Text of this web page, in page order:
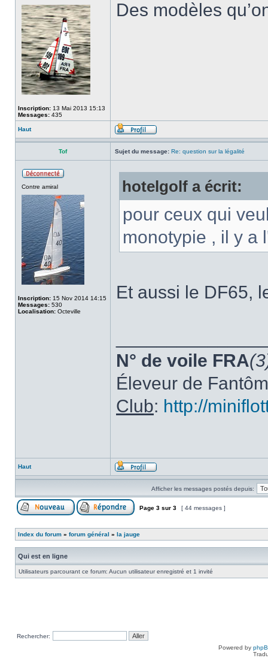
Inscription: 13 Mai 2013 15:13
Messages: 435
Des modèles
Haut
Tof Sujet du message: Re: question sur la légalité
Contre amiral
Inscription: 15 Nov 2014 14:15
Messages: 530
Localisation: Octeville
hotelgolf a écrit:
pour ceux qui
monotypie , il y a
Et aussi le DF65,
N° de voile FRA
Éleveur de
Club: http://
Haut
Afficher les messages postés depuis:
Page 3 sur 3 [ 44 messages ]
Index du forum » forum général » la jauge
Qui est en ligne
Utilisateurs parcourant ce forum: Aucun utilisateur enregistré et 1 invité
Rechercher:
Powered by